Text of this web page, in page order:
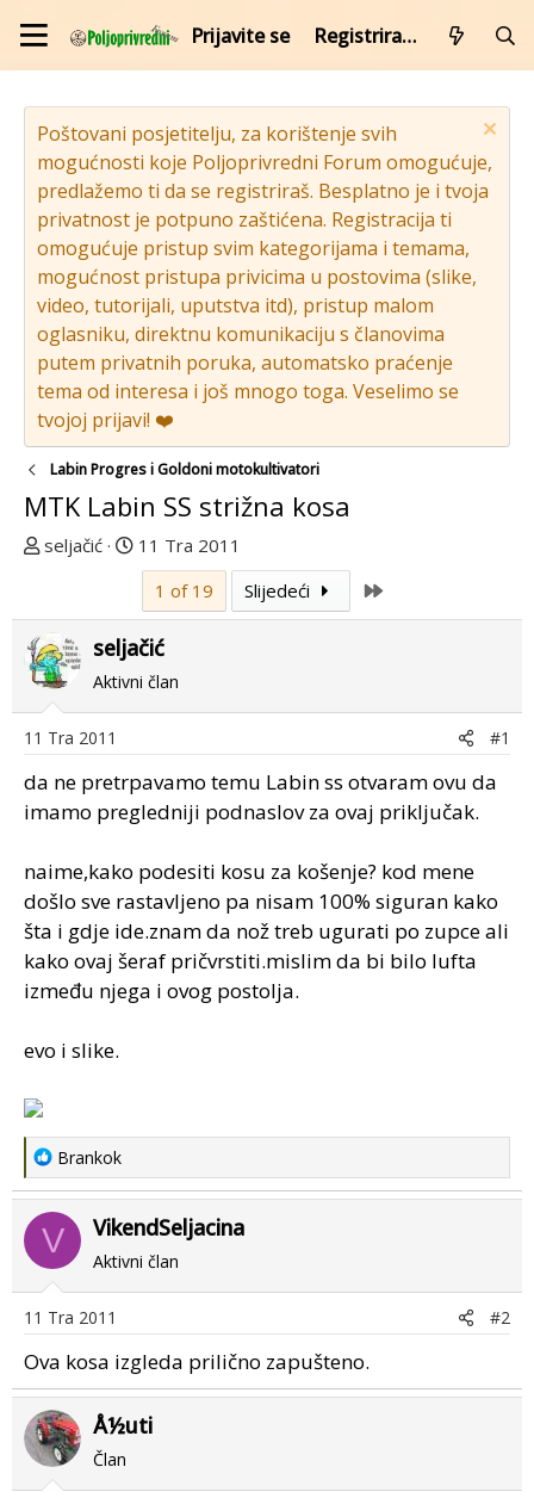
Prijavite se Registrirajte se
Poštovani posjetitelju, za korištenje svih
mogućnosti koje Poljoprivredni Forum omogućuje,
predlažemo ti da se registriraš. Besplatno je i tvoja
privatnost je potpuno zaštićena. Registracija ti
omogućuje pristup svim kategorijama i temama,
mogućnost pristupa privicima u postovima (slike,
video, tutorijali, uputstva itd), pristup malom
oglasniku, direktnu komunikaciju s članovima
putem privatnih poruka, automatsko praćenje
tema od interesa i još mnogo toga. Veselimo se
tvojoj prijavi! ❤️
Labin Progres i Goldoni motokultivatori
MTK Labin SS strižna kosa
T
u
p
o
r
e
n
u
seljačić
D
a
u
m
p
o
g
p
t
a
11 Tra 2011
1 of 19
Slijedeći
seljačić
Aktivni član
11 Tra 2011 #1
da ne pretrpavamo temu Labin ss otvaram ovu da
imamo pregledniji podnaslov za ovaj priključak.
naime,kako podesiti kosu za košenje? kod mene
došlo sve rastavljeno pa nisam 100% siguran kako
šta i gdje ide.znam da nož treb ugurati po zupce ali
kako ovaj šeraf pričvrstiti.mislim da bi bilo lufta
između njega i ovog postolja.
evo i slike.
R
e
a
c
t
i
o
n
s
Brankok
V VikendSeljacina
Aktivni član
11 Tra 2011 #2
Ova kosa izgleda prilično zapušteno.
Å½uti
Član